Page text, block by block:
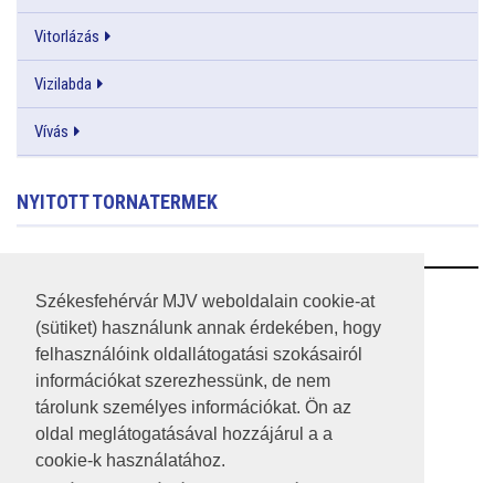
Székesfehérvár MJV weboldalain cookie-at
(sütiket) használunk annak érdekében, hogy
felhasználóink oldallátogatási szokásairól
információkat szerezhessünk, de nem
tárolunk személyes információkat. Ön az
oldal meglátogatásával hozzájárul a a
cookie-k használatához.
Vitorlázás
Vizilabda
Vívás
NYITOTT TORNATERMEK
RSS
A HONLAP 2017.03.31-I ÁLLAPOTA
JOGI NYILATKOZAT
IMPRESSZUM